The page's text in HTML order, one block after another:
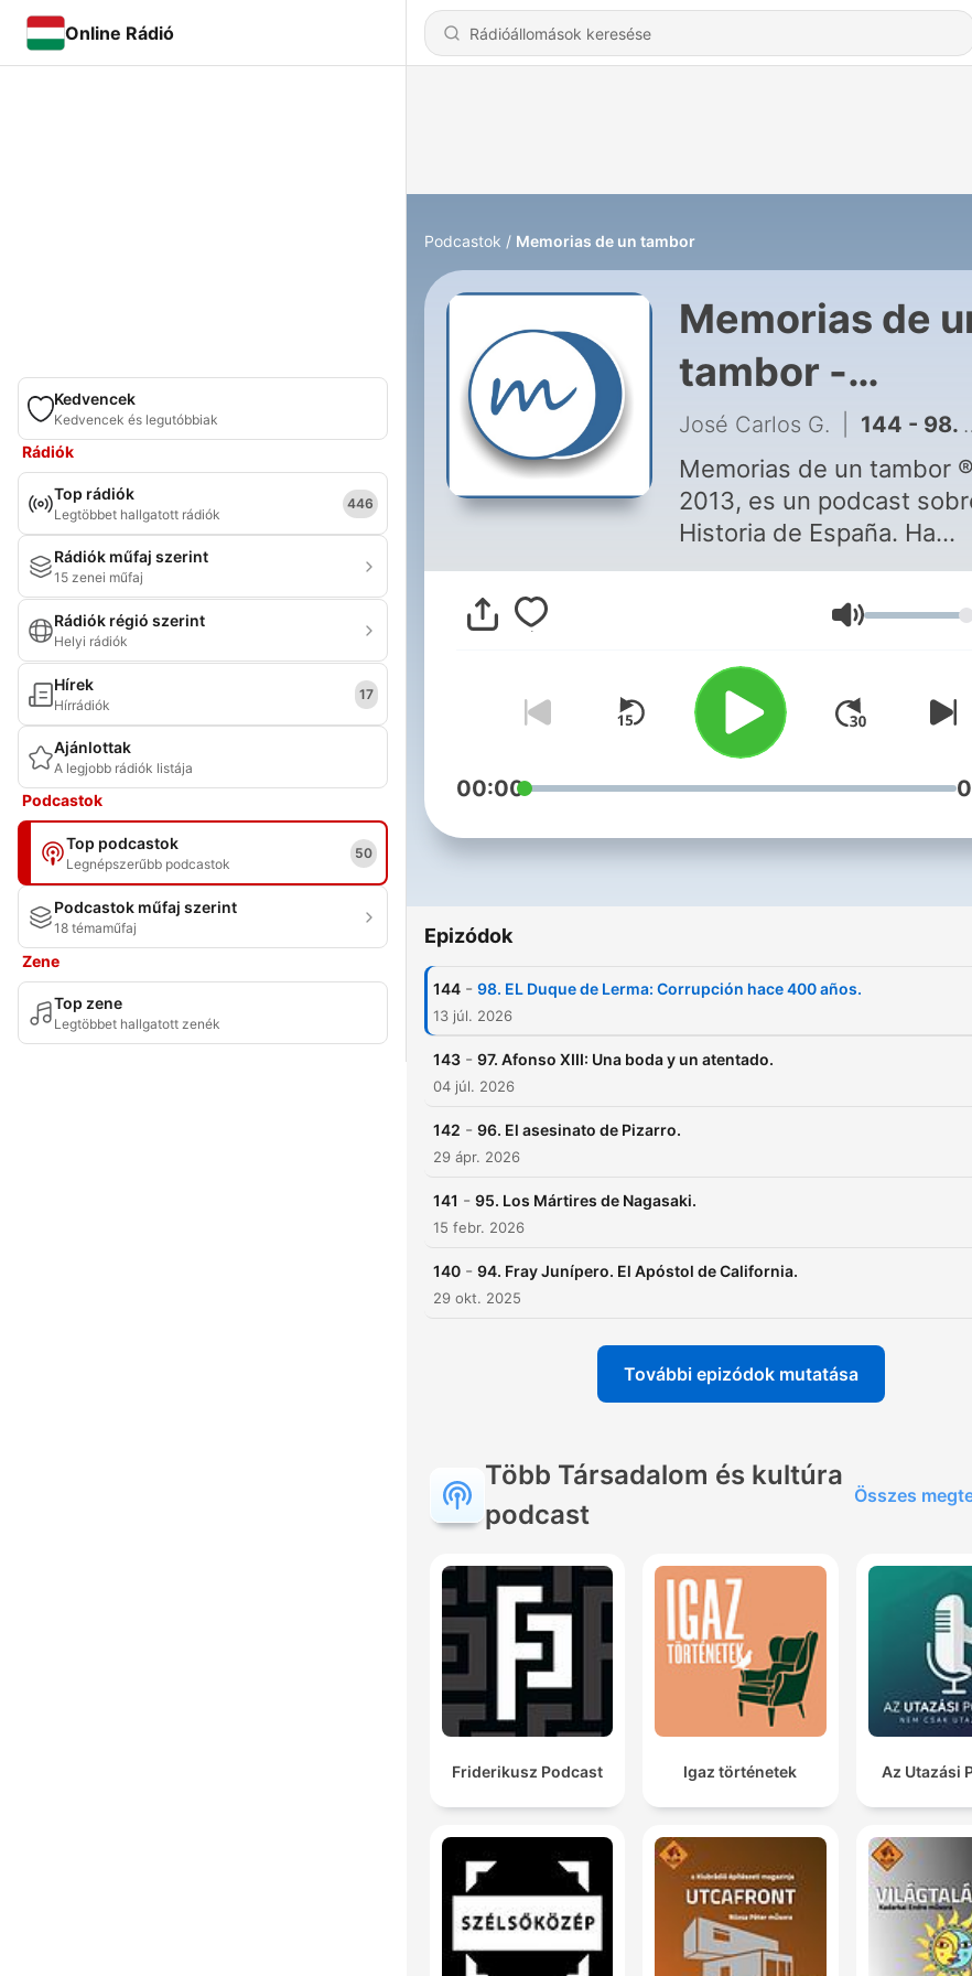
Online Rádió
Kedvencek
Kedvencek és legutóbbiak
Rádiók
Top rádiók
Legtöbbet hallgatott rádiók
446
Rádiók műfaj szerint
15 zenei műfaj
Rádiók régió szerint
Helyi rádiók
Hírek
Hírrádiók
17
Ajánlottak
A legjobb rádiók listája
Podcastok
Top podcastok
Legnépszerűbb podcastok
50
Podcastok műfaj szerint
18 témaműfaj
Zene
Top zene
Legtöbbet hallgatott zenék
Podcastok Memorias de un tambor
Memorias de
tambor -
Hallgatás
José Carlos G. 144 - 98. EL Duque de Lerma: Corrupción hace 400 años.
Memorias de un tambor ®
2013, es un podcast
Historia de España. Ha
obtenido diferentes
varios audios superan las
500.000 descargas
Todos los audios son de
descarga libre. Se
con aportaciones
José Carlos G. es su
director.
Hangerő
00:00
Epizódok
144 - 98. EL Duque de Lerma: Corrupción hace 400 años.
13 júl. 2026
143 - 97. Afonso XIII: Una boda y un atentado.
04 júl. 2026
142 - 96. El asesinato de Pizarro.
29 ápr. 2026
141 - 95. Los Mártires de Nagasaki.
15 febr. 2026
140 - 94. Fray Junípero. El Apóstol de California.
29 okt. 2025
További epizódok mutatása
Több Társadalom és kultúra
podcast
Összes
Friderikusz Podcast Igaz történetek Az Utazási